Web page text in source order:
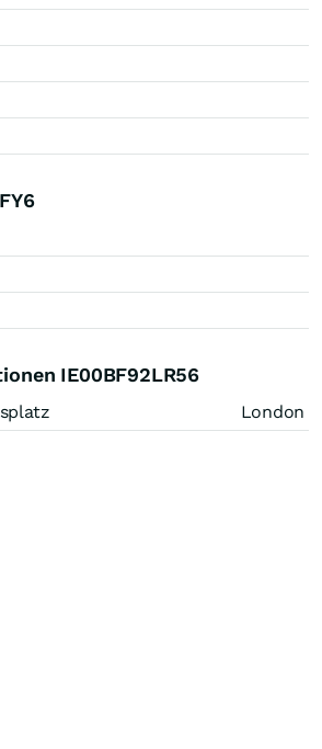
IE00BF92LR56
London